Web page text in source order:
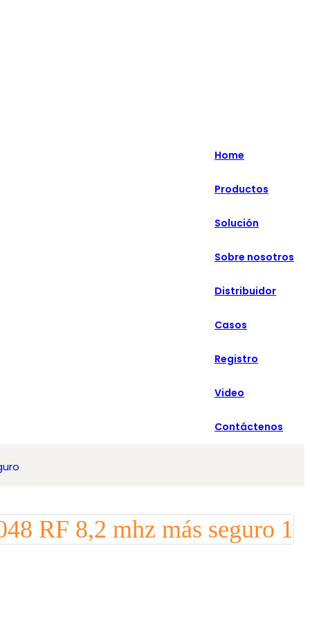
русский
Español
Home
Productos
Solución
Sobre nosotros
Distribuidor
Casos
Registro
Video
Contáctenos